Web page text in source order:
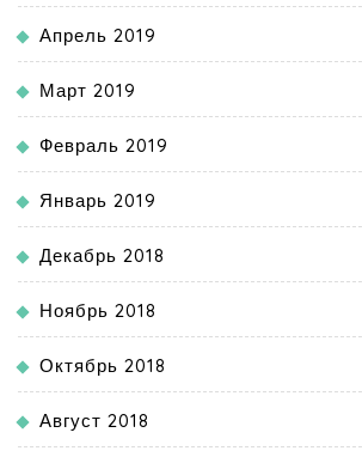
Апрель 2019
Март 2019
Февраль 2019
Январь 2019
Декабрь 2018
Ноябрь 2018
Октябрь 2018
Август 2018